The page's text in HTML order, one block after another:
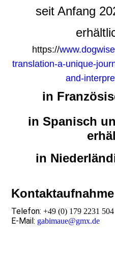
seit Anfang
https://
translation-a-unique-
and-
in
in Spanisch
in
Kontaktaufnahme
Telefon: +49 (0) 179 2231 504
E-Mail: gabimaue@gmx.de